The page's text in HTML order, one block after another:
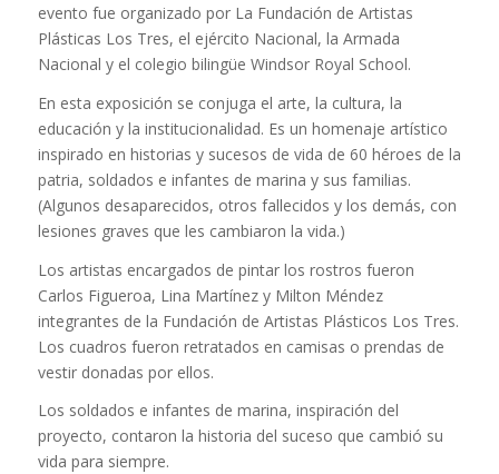
evento fue organizado por La Fundación de Artistas
Plásticas Los Tres, el ejército Nacional, la Armada
Nacional y el colegio bilingüe Windsor Royal School.
En esta exposición se conjuga el arte, la cultura, la
educación y la institucionalidad. Es un homenaje artístico
inspirado en historias y sucesos de vida de 60 héroes de la
patria, soldados e infantes de marina y sus familias.
(Algunos desaparecidos, otros fallecidos y los demás, con
lesiones graves que les cambiaron la vida.)
Los artistas encargados de pintar los rostros fueron
Carlos Figueroa, Lina Martínez y Milton Méndez
integrantes de la Fundación de Artistas Plásticos Los Tres.
Los cuadros fueron retratados en camisas o prendas de
vestir donadas por ellos.
Los soldados e infantes de marina, inspiración del
proyecto, contaron la historia del suceso que cambió su
vida para siempre.